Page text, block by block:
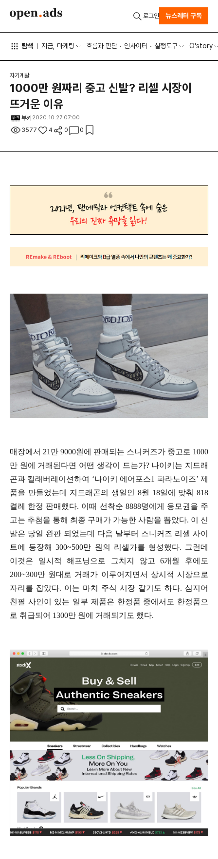
탐색 지금, 마케팅 흐름과 판단 인사이터 실행도구 O'story
로그인 뉴스레터 구독
자기계발
1000만 원짜리 중고 신발? 리셀 시장이
뜨거운 이유
부키 2020.10.27 07:00
3577 4 0 0
매장에서 21만 9000원에 판매되는 스니커즈가 중고로 1000
만 원에 거래된다면 어떤 생각이 드는가? 나이키는 지드래
곤과 컬래버레이션하여 ‘나이키 에어포스1 파라노이즈’ 제
품을 만들었는데 지드래곤의 생일인 8월 18일에 맞춰 818
켤레 한정 판매했다. 이때 선착순 8888명에게 응모권을 주
고는 추첨을 통해 최종 구매가 가능한 사람을 뽑았다. 이 신
발은 당일 완판 되었는데 다음 날부터 스니커즈 리셀 사이
트에 등장해 300~500만 원의 리셀가를 형성했다. 그런데
이것은 일시적 해프닝으로 그치지 않고 6개월 후에도
200~300만 원대로 거래가 이루어지면서 상시적 시장으로
자리를 잡았다. 이는 마치 주식 시장 같기도 하다. 심지어
친필 사인이 있는 일부 제품은 한정품 중에서도 한정품으
로 취급되어 1300만 원에 거래되기도 했다.